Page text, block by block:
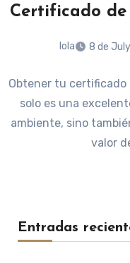
Certificado
lola 8 de
Obtener tu
solo es una
ambiente, sino
valor
Entradas